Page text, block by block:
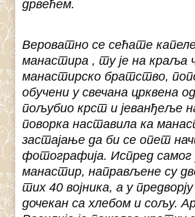
дрвећем.
Вероватно се сећате
манастира , ту је на краља
манастирско братство,
обучени у свечана црквена
пољубио крст и јеванђеље
поворка наставила ка
застајање да би се опет
фотографија. Испред самог
манастир, направљене су
тих 40 војника, а у
дочекан са хлебом и сољу.